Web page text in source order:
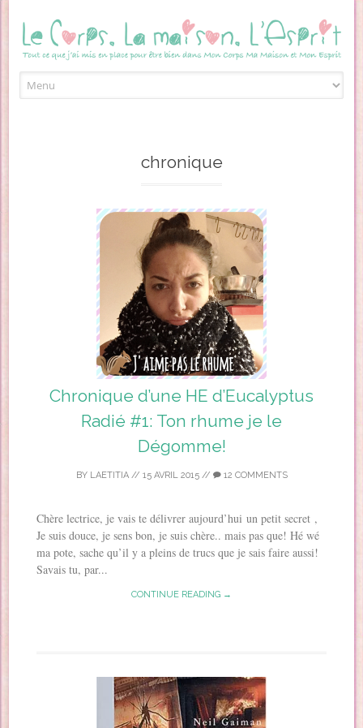
chronique
Chronique d’une HE d’Eucalyptus
Radié #1: Ton rhume je le
Dégomme!
BY LAETITIA// 15 AVRIL 2015// 12 COMMENTS
Chère lectrice, je vais te délivrer aujourd’hui un petit secret ,
Je suis douce, je sens bon, je suis chère.. mais pas que! Hé wé
ma pote, sache qu’il y a pleins de trucs que je sais faire aussi!
Savais tu, par...
CONTINUE READING →